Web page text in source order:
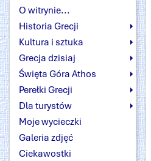
O witrynie...
Historia Grecji
Kultura i sztuka
Grecja dzisiaj
Święta Góra Athos
Perełki Grecji
Dla turystów
Moje wycieczki
Galeria zdjęć
Ciekawostki